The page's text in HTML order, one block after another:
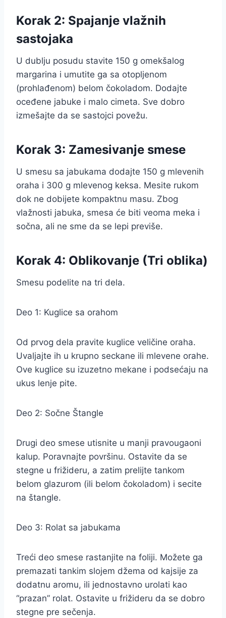
Korak 2: Spajanje vlažnih
sastojaka
U dublju posudu stavite 150 g omekšalog
margarina i umutite ga sa otopljenom
(prohlađenom) belom čokoladom. Dodajte
oceđene jabuke i malo cimeta. Sve dobro
izmešajte da se sastojci povežu.
Korak 3: Zamesivanje smese
U smesu sa jabukama dodajte 150 g mlevenih
oraha i 300 g mlevenog keksa. Mesite rukom
dok ne dobijete kompaktnu masu. Zbog
vlažnosti jabuka, smesa će biti veoma meka i
sočna, ali ne sme da se lepi previše.
Korak 4: Oblikovanje (Tri oblika)
Smesu podelite na tri dela.
Deo 1: Kuglice sa orahom
Od prvog dela pravite kuglice veličine oraha.
Uvaljajte ih u krupno seckane ili mlevene orahe.
Ove kuglice su izuzetno mekane i podsećaju na
ukus lenje pite.
Deo 2: Sočne Štangle
Drugi deo smese utisnite u manji pravougaoni
kalup. Poravnajte površinu. Ostavite da se
stegne u frižideru, a zatim prelijte tankom
belom glazurom (ili belom čokoladom) i secite
na štangle.
Deo 3: Rolat sa jabukama
Treći deo smese rastanjite na foliji. Možete ga
premazati tankim slojem džema od kajsije za
dodatnu aromu, ili jednostavno urolati kao
“prazan” rolat. Ostavite u frižideru da se dobro
stegne pre sečenja.